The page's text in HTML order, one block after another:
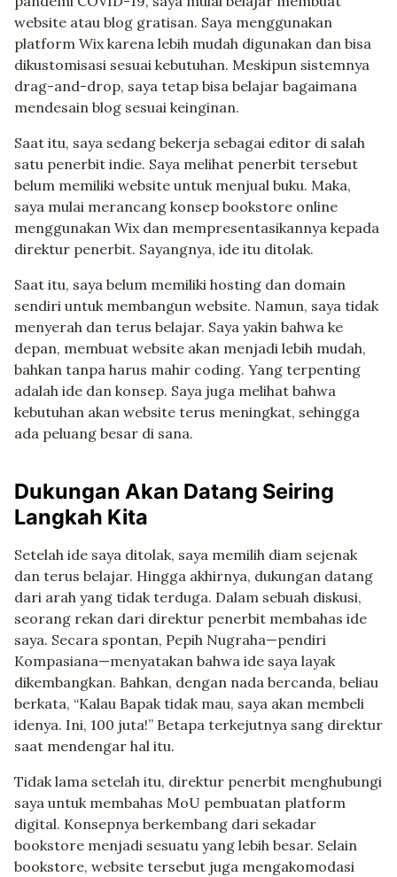
website atau blog gratisan. Saya menggunakan
platform Wix karena lebih mudah digunakan dan bisa
dikustomisasi sesuai kebutuhan. Meskipun sistemnya
drag-and-drop, saya tetap bisa belajar bagaimana
mendesain blog sesuai keinginan.
Saat itu, saya sedang bekerja sebagai editor di salah
satu penerbit indie. Saya melihat penerbit tersebut
belum memiliki website untuk menjual buku. Maka,
saya mulai merancang konsep bookstore online
menggunakan Wix dan mempresentasikannya kepada
direktur penerbit. Sayangnya, ide itu ditolak.
Saat itu, saya belum memiliki hosting dan domain
sendiri untuk membangun website. Namun, saya tidak
menyerah dan terus belajar. Saya yakin bahwa ke
depan, membuat website akan menjadi lebih mudah,
bahkan tanpa harus mahir coding. Yang terpenting
adalah ide dan konsep. Saya juga melihat bahwa
kebutuhan akan website terus meningkat, sehingga
ada peluang besar di sana.
Dukungan Akan Datang Seiring
Langkah Kita
Setelah ide saya ditolak, saya memilih diam sejenak
dan terus belajar. Hingga akhirnya, dukungan datang
dari arah yang tidak terduga. Dalam sebuah diskusi,
seorang rekan dari direktur penerbit membahas ide
saya. Secara spontan, Pepih Nugraha—pendiri
Kompasiana—menyatakan bahwa ide saya layak
dikembangkan. Bahkan, dengan nada bercanda, beliau
berkata, “Kalau Bapak tidak mau, saya akan membeli
idenya. Ini, 100 juta!” Betapa terkejutnya sang direktur
saat mendengar hal itu.
Tidak lama setelah itu, direktur penerbit menghubungi
saya untuk membahas MoU pembuatan platform
digital. Konsepnya berkembang dari sekadar
bookstore menjadi sesuatu yang lebih besar. Selain
bookstore, website tersebut juga mengakomodasi